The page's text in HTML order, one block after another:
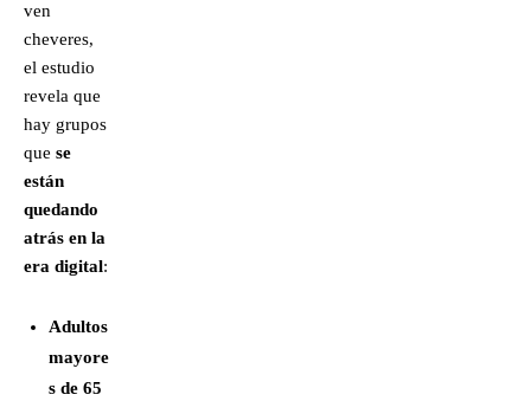
ven
cheveres,
el estudio
revela que
hay grupos
que se
están
quedando
atrás en la
era digital:
Adultos
mayore
s de 65